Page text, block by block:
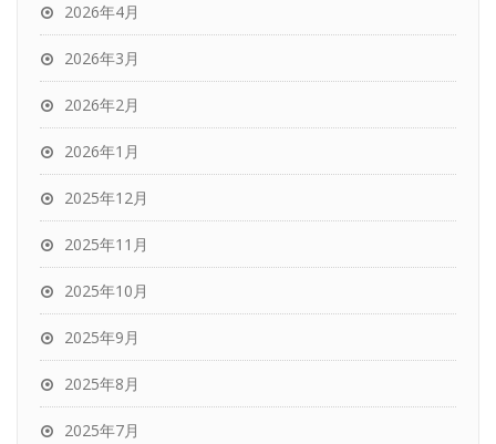
2026年4月
2026年3月
2026年2月
2026年1月
2025年12月
2025年11月
2025年10月
2025年9月
2025年8月
2025年7月